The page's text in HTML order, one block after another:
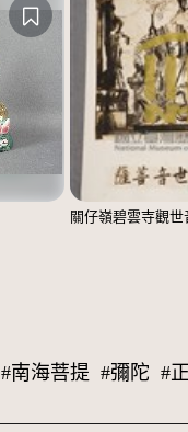
關仔嶺碧雲寺觀世
#南海菩提 #彌陀 #